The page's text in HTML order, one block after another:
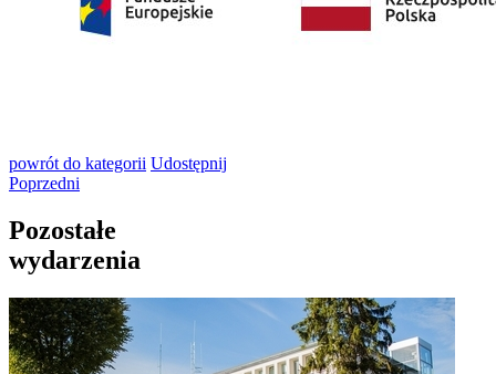
powrót do kategorii Udostępnij
Poprzedni
Pozostałe
wydarzenia